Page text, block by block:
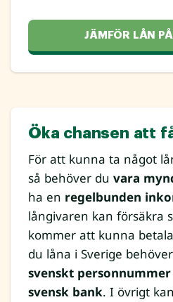
JÄMFÖR LÅN
Öka chansen att
För att kunna ta något
så behöver du vara
ha en regelbunden
långivaren kan försäkra
kommer att kunna
du låna i Sverige
svenskt personnummer
svensk bank. I övrigt